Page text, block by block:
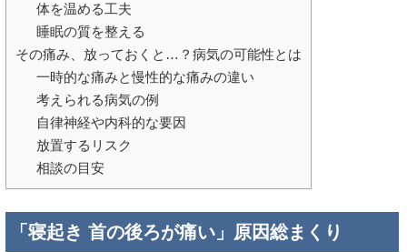
体を温める工夫
睡眠の質を整える
その痛み、放っておくと…？病気の可能性とは
一時的な痛みと慢性的な痛みの違い
考えられる病気の例
自律神経や内科的な要因
放置するリスク
相談の目安
「寝起き 首の後ろが痛い」原因総まくり